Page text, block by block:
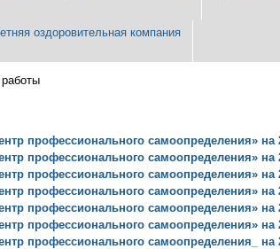
оздоровительная компания
профессионального самоопределения» на
профессионального самоопределения» на
профессионального самоопределения» на
профессионального самоопределения» на
профессионального самоопределения» на
профессионального самоопределения» на
профессионального самоопределения_ на